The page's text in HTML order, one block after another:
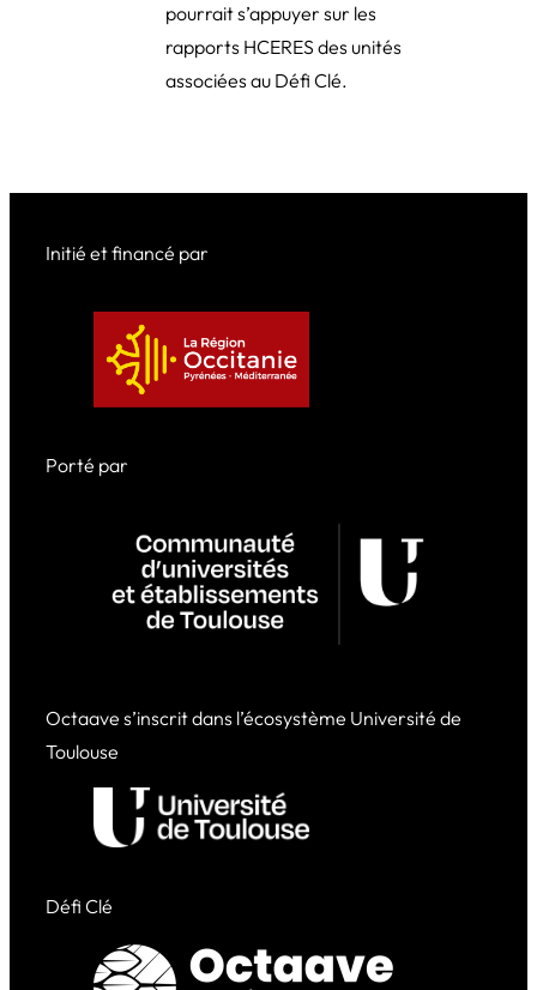
pourrait s’appuyer sur les
rapports HCERES des unités
associées au Défi Clé.
Initié et financé par
Porté par
Octaave s’inscrit dans l’écosystème Université de
Toulouse
Défi Clé